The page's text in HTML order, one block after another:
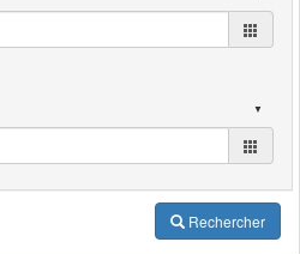
Rechercher